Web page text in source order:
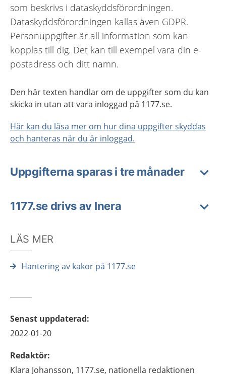
som beskrivs i dataskyddsförordningen.
Dataskyddsförordningen kallas även GDPR.
Personuppgifter är all information som kan
kopplas till dig. Det kan till exempel vara din e-
postadress och ditt namn.
Den här texten handlar om de uppgifter som du kan
skicka in utan att vara inloggad på 1177.se.
Här kan du läsa mer om hur dina uppgifter skyddas
och hanteras när du är inloggad.
Uppgifterna sparas i tre månader
1177.se drivs av Inera
LÄS MER
Hantering av kakor på 1177.se
Senast uppdaterad:
2022-01-20
Redaktör:
Klara Johansson, 1177.se, nationella redaktionen